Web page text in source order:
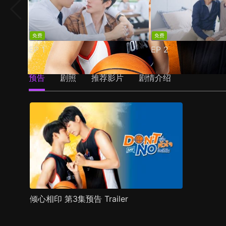
免费
EP1
免费
EP 2
预告 剧照 推荐影片 剧情介绍
倾心相印 第3集预告 Trailer